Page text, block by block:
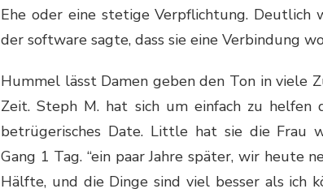
Ehe oder eine stetige Verpflichtung. Deutlich
der software sagte, dass sie eine Verbindung
Hummel lässt Damen geben den Ton in viele
Zeit. Steph M. hat sich um einfach zu helfen
betrügerisches Date. Little hat sie die Frau
Gang 1 Tag. “ein paar Jahre später, wir heute
Hälfte, und die Dinge sind viel besser als ich